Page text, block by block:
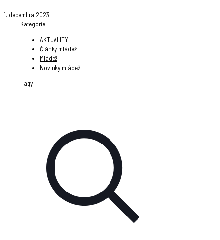
1. decembra 2023
Kategórie
AKTUALITY
Články mládež
Mládež
Novinky mládež
Tagy